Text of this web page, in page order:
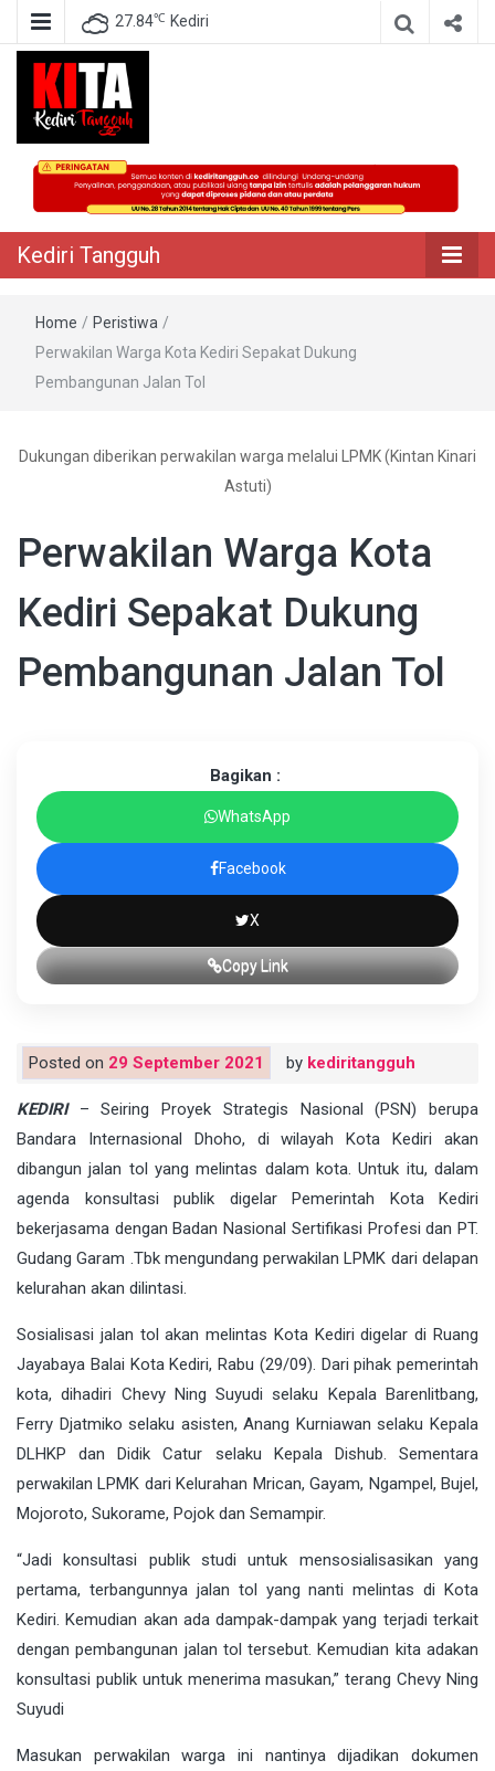
27.84℃ Kediri
Kediri Tangguh
Berita Akurat Terpercaya
Kediri Tangguh
Home / Peristiwa /
Perwakilan Warga Kota Kediri Sepakat Dukung
Pembangunan Jalan Tol
Dukungan diberikan perwakilan warga melalui LPMK (Kintan Kinari
Astuti)
Perwakilan Warga Kota
Kediri Sepakat Dukung
Pembangunan Jalan Tol
Bagikan :
WhatsApp
Facebook
X
Copy Link
Posted on 29 September 2021 by kediritangguh
KEDIRI– Seiring Proyek Strategis Nasional (PSN) berupa
Bandara Internasional Dhoho, di wilayah Kota Kediri akan
dibangun jalan tol yang melintas dalam kota. Untuk itu, dalam
agenda konsultasi publik digelar Pemerintah Kota Kediri
bekerjasama dengan Badan Nasional Sertifikasi Profesi dan PT.
Gudang Garam .Tbk mengundang perwakilan LPMK dari delapan
kelurahan akan dilintasi.
Sosialisasi jalan tol akan melintas Kota Kediri digelar di Ruang
Jayabaya Balai Kota Kediri, Rabu (29/09). Dari pihak pemerintah
kota, dihadiri Chevy Ning Suyudi selaku Kepala Barenlitbang,
Ferry Djatmiko selaku asisten, Anang Kurniawan selaku Kepala
DLHKP dan Didik Catur selaku Kepala Dishub. Sementara
perwakilan LPMK dari Kelurahan Mrican, Gayam, Ngampel, Bujel,
Mojoroto, Sukorame, Pojok dan Semampir.
“Jadi konsultasi publik studi untuk mensosialisasikan yang
pertama, terbangunnya jalan tol yang nanti melintas di Kota
Kediri. Kemudian akan ada dampak-dampak yang terjadi terkait
dengan pembangunan jalan tol tersebut. Kemudian kita adakan
konsultasi publik untuk menerima masukan,” terang Chevy Ning
Suyudi
Masukan perwakilan warga ini nantinya dijadikan dokumen